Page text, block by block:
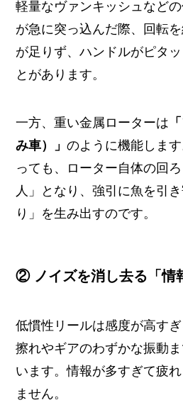
軽量なヴァンキッシュなど
が急に突っ込んだ際、回転
が足りず、ハンドルがピタ
とがあります。
一方、重い金属ローターは
み車）」のように機能しま
っても、ローター自体の回
人」となり、強引に魚を引
り」を生み出すのです。
② ノイズを消し去る「情
低慣性リールは感度が高す
擦れやギアのわずかな振動
います。情報が多すぎて疲
ません。